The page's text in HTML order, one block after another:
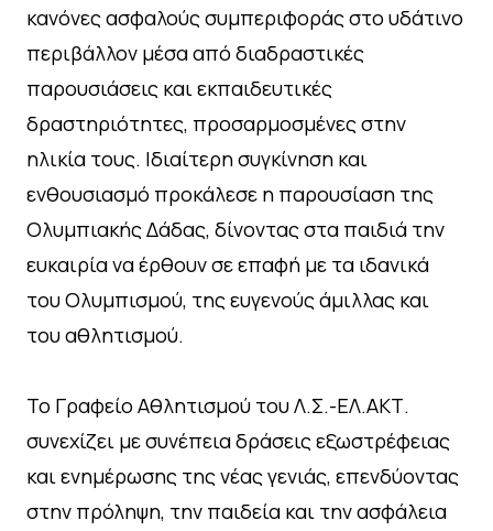
κανόνες ασφαλούς συμπεριφοράς στο υδάτινο
περιβάλλον μέσα από διαδραστικές
παρουσιάσεις και εκπαιδευτικές
δραστηριότητες, προσαρμοσμένες στην
ηλικία τους. Ιδιαίτερη συγκίνηση και
ενθουσιασμό προκάλεσε η παρουσίαση της
Ολυμπιακής Δάδας, δίνοντας στα παιδιά την
ευκαιρία να έρθουν σε επαφή με τα ιδανικά
του Ολυμπισμού, της ευγενούς άμιλλας και
του αθλητισμού.
Το Γραφείο Αθλητισμού του Λ.Σ.-ΕΛ.ΑΚΤ.
συνεχίζει με συνέπεια δράσεις εξωστρέφειας
και ενημέρωσης της νέας γενιάς, επενδύοντας
στην πρόληψη, την παιδεία και την ασφάλεια